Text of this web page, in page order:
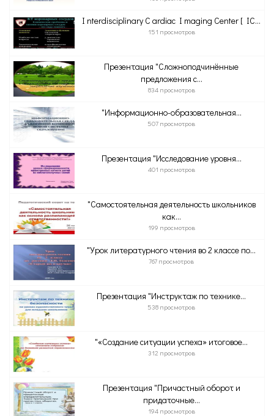
I nterdisciplinary C ardiac I maging Center [ IC...
151 просмотров
Презентация "Сложноподчинённые
предложения с...
834 просмотров
"Информационно-образовательная...
507 просмотров
Презентация "Исследование уровня...
401 просмотров
"Самостоятельная деятельность школьников
как...
199 просмотров
"Урок литературного чтения во 2 классе по...
767 просмотров
Презентация "Инструктаж по технике...
538 просмотров
"«Создание ситуации успеха» итоговое...
312 просмотров
Презентация "Причастный оборот и
придаточные...
194 просмотров